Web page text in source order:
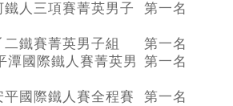
鐵人三項賽菁英男子
第一名
二鐵賽菁英男子組
第一名
潭國際鐵人賽菁英男 第一名
平國際鐵人賽全程賽
第一名